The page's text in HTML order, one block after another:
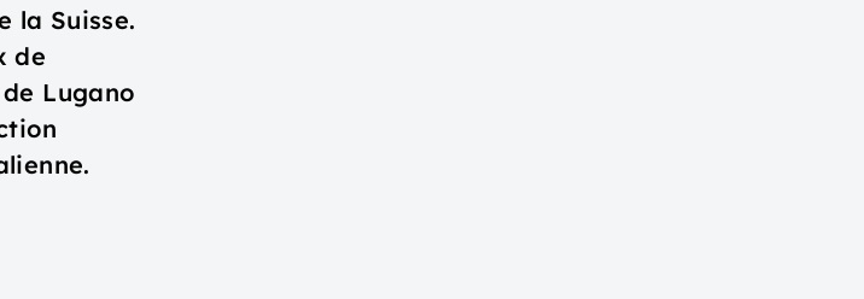
la Suisse.
de
Lugano